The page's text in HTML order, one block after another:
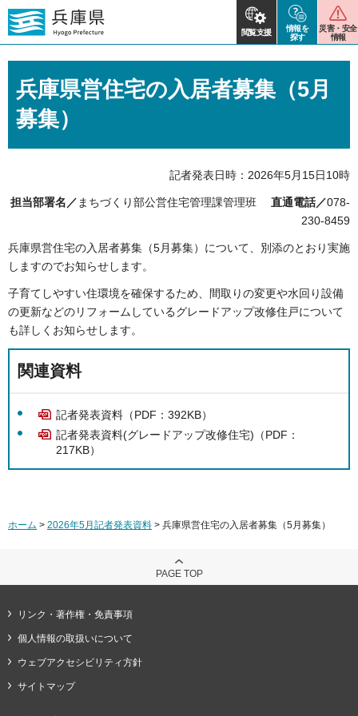
閲覧支援
情報を
探す
災害・安全
情報
兵庫県営住宅の入居者募集（5月
募集）
記者発表日時：2026年5月15日10時
担当部署名／ まちづくり部公営住宅管理課管理班 直通電話／078-
230-8459
兵庫県営住宅の入居者募集（5月募集）について、別添のとおり実施
しますのでお知らせします。
子育てしやすい住環境を確保するため、間取りの変更や水回り設備
の更新などのリフォームしているグレードアップ改修住戸について
も詳しくお知らせします。
関連資料
記者発表資料（PDF：392KB）
記者発表資料(グレードアップ改修住宅)（PDF：
217KB）
ホーム > 2026年5月記者発表資料 > 兵庫県営住宅の入居者募集（5月募集）
PAGE TOP
リンク・著作権・免責事項
個人情報の取扱いについて
ウェブアクセシビリティ方針
サイトマップ